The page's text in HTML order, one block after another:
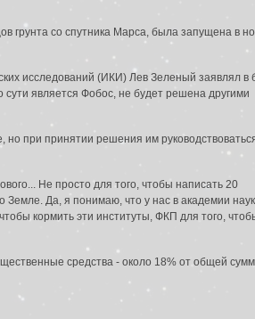
грунта со спутника Марса, была запущена в
исследований (ИКИ) Лев Зеленый заявлял в
является Фобос, не будет решена другими
но при принятии решения им
Не просто для того, чтобы написать 20
Земле. Да, я понимаю, что у нас в академии
кормить эти институты, ФКП для того,
средства - около 18% от общей